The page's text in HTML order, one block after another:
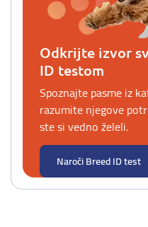
Odkrijte izvor
ID testom
Spoznajte pasme iz
razumite njegove
ste si vedno želeli.
Naroči Breed ID test